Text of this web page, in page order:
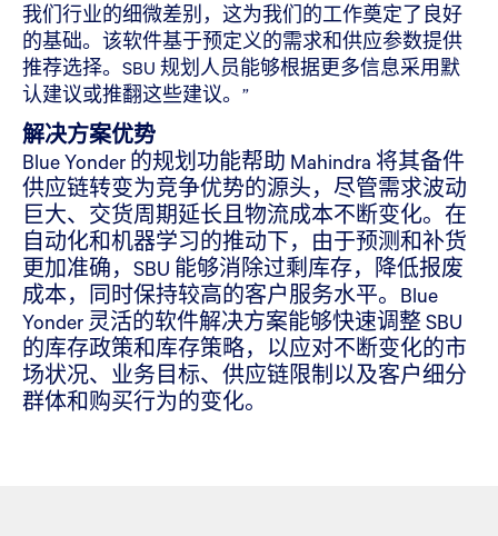
我们行业的细微差别，这为我们的工作奠定了良好
的基础。该软件基于预定义的需求和供应参数提供
推荐选择。SBU 规划人员能够根据更多信息采用默
认建议或推翻这些建议。”
解决方案优势
Blue Yonder 的规划功能帮助 Mahindra 将其备件
供应链转变为竞争优势的源头，尽管需求波动
巨大、交货周期延长且物流成本不断变化。在
自动化和机器学习的推动下，由于预测和补货
更加准确，SBU 能够消除过剩库存，降低报废
成本，同时保持较高的客户服务水平。Blue
Yonder 灵活的软件解决方案能够快速调整 SBU
的库存政策和库存策略，以应对不断变化的市
场状况、业务目标、供应链限制以及客户细分
群体和购买行为的变化。